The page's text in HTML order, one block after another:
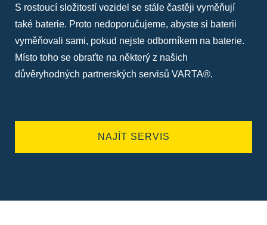
S rostoucí složitostí vozidel se stále častěji vyměňují
také baterie. Proto nedoporučujeme, abyste si baterii
vyměňovali sami, pokud nejste odborníkem na baterie.
Místo toho se obraťte na některý z našich
důvěryhodných partnerských servisů VARTA®.
NAJÍT SERVIS